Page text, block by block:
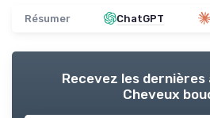
Résumer ChatGPT
Recevez les
Cheveux